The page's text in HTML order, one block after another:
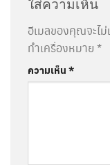
ใส่ความเห็น
อีเมลของคุณจะไ
ทำเครื่องหมาย *
ความเห็น*